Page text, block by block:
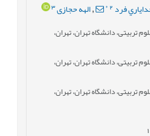
فرد 2
*
,الهه حجازی 3
دانشگاه تهران، تهران،
دانشگاه تهران، تهران،
دانشگاه تهران، تهران،